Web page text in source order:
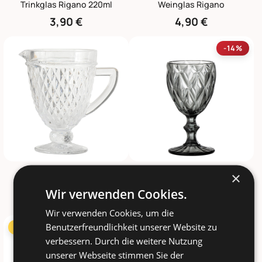
Trinkglas Rigano 220ml
3,90 €
Weinglas Rigano
4,90 €
17,90 €
-14%
Asana Weinglas, Grau
TOPSELLER -8%
×
Wir verwenden Cookies.
Wir verwenden Cookies, um die
Benutzerfreundlichkeit unserer Website zu
verbessern. Durch die weitere Nutzung
unserer Webseite stimmen Sie der